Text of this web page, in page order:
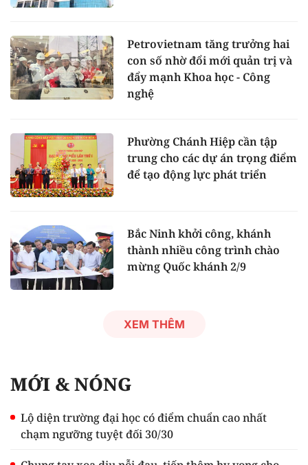
Petrovietnam tăng trưởng hai
con số nhờ đổi mới quản trị và
đẩy mạnh Khoa học - Công
nghệ
Phường Chánh Hiệp cần tập
trung cho các dự án trọng điểm
để tạo động lực phát triển
Bắc Ninh khởi công, khánh
thành nhiều công trình chào
mừng Quốc khánh 2/9
XEM THÊM
MỚI & NÓNG
Lộ diện trường đại học có điểm chuẩn cao nhất
chạm ngưỡng tuyệt đối 30/30